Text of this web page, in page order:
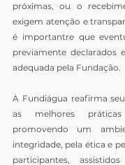
próximas, ou o
exigem atenção e
é importantre que
previamente declarados
adequada pela Fundação.
A Fundiágua reafirma
as melhores
promovendo um
integridade, pela ética e
participantes,